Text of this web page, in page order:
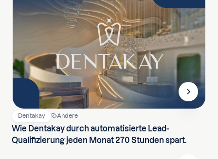
Dentakay Andere
Wie Dentakay durch automatisierte Lead-
Qualifizierung jeden Monat 270 Stunden spart.